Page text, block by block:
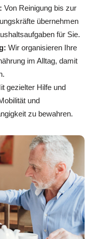
Von Reinigung bis zur
übernehmen
für Sie.
Wir organisieren Ihre
im Alltag, damit
gezielter Hilfe und
und
zu bewahren.